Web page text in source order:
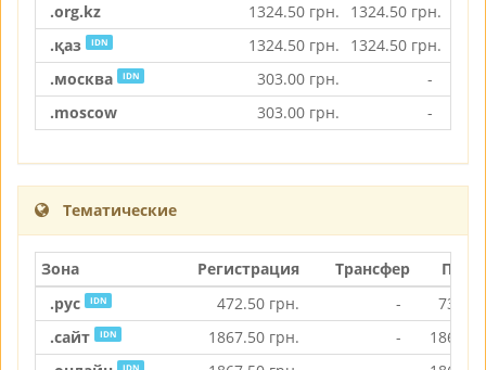
.org.kz
1324.50 грн. 1324.50 грн.
.қаз
IDN 1324.50 грн. 1324.50 грн.
.москва
IDN 303.00 грн. -
.moscow
303.00 грн. -
Тематические
Зона Регистрация Трансфер
.рус
IDN 472.50 грн. -
736.00
.сайт
IDN 1867.50 грн. -
1867.50
IDN